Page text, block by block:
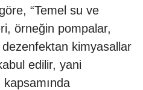
“Temel su ve
örneğin pompalar,
kimyasallar
edilir, yani